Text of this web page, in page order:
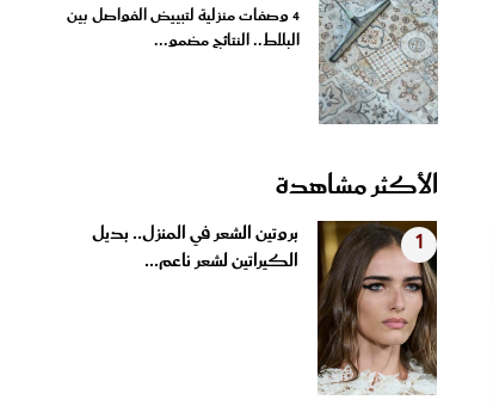
4 وصفات منزلية لتبييض الفواصل بين
البلاط.. النتائج مضمو...
الأكثر مشاهدة
1
بروتين الشعر في المنزل.. بديل
الكيراتين لشعر ناعم...